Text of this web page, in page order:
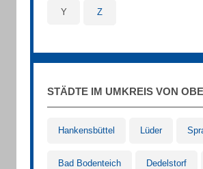
Y Z
STÄDTE IM UMKREIS VON
Hankensbüttel Lüder
Bad Bodenteich Dedelstorf